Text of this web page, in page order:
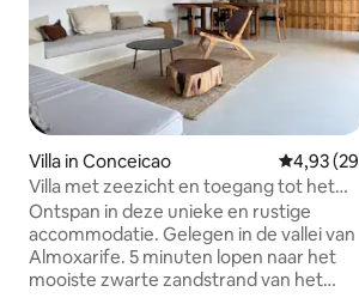
Villa in Conceicao
4,93
Villa met zeezicht en toegang tot het
strand op loopafstand
Ontspan in deze unieke en rustige
accommodatie. Gelegen in de vallei van
Almoxarife. 5 minuten lopen naar het
mooiste zwarte zandstrand van het